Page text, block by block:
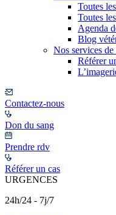
Toutes
Toutes
Agenda
Blog
Nos services de
Référer
Contactez-nous
Don du sang
Prendre rdv
Référer un cas
URGENCES
24h/24 - 7j/7